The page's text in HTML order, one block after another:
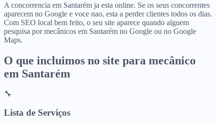
A concorrencia em Santarém ja esta online. Se os seus concorrentes
aparecem no Google e voce nao, esta a perder clientes todos os dias.
Com SEO local bem feito, o seu site aparece quando alguem
pesquisa por mecânicos em Santarém no Google ou no Google
Maps.
O que incluimos no site para mecânico
em Santarém
🔧
Lista de Serviços